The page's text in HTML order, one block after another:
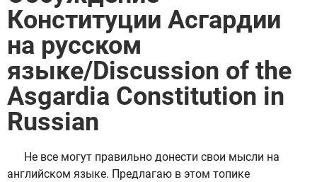
Конституции Асгардии
на русском
языке/Discussion of the
Asgardia Constitution in
Russian
Не все могут правильно донести свои мысли на
английском языке. Предлагаю в этом топике